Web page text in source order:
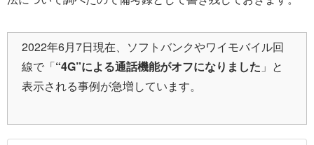
2022年6月7日現在、ソフトバンクやワイモバイル回
線で「“4G”による通話機能がオフになりました 」と
表示される事例が急増しています。